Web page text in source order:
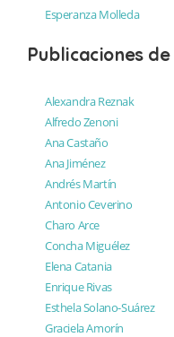
Esperanza Molleda
Publicaciones
Alexandra Reznak
Alfredo Zenoni
Ana Castaño
Ana Jiménez
Andrés Martín
Antonio Ceverino
Charo Arce
Concha Miguélez
Elena Catania
Enrique Rivas
Esthela Solano-Suárez
Graciela Amorín